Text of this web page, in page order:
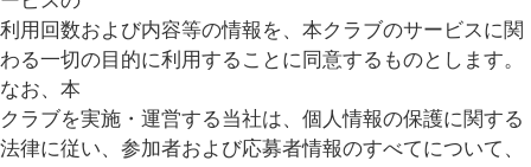
利用回数および内容等の情報を、本クラブのサービスに関
わる一切の目的に利用することに同意するものとします。
なお、本
クラブを実施・運営する当社は、個人情報の保護に関する
法律に従い、参加者および応募者情報のすべてについて、